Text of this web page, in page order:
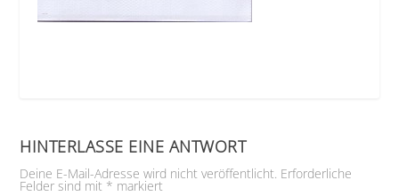
HINTERLASSE EINE ANTWORT
Deine E-Mail-Adresse wird nicht veröffentlicht. Erforderliche
Felder sind mit * markiert